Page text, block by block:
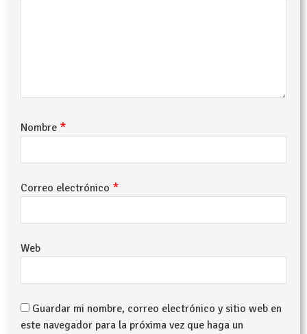
Nombre *
Correo electrónico *
Web
Guardar mi nombre, correo electrónico y sitio web en
este navegador para la próxima vez que haga un